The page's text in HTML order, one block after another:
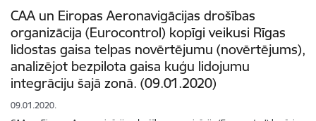
CAA un Eiropas Aeronavigācijas drošības
organizācija (Eurocontrol) kopīgi veikusi Rīgas
lidostas gaisa telpas novērtējumu (novērtējums),
analizējot bezpilota gaisa kuģu lidojumu
integrāciju šajā zonā. (09.01.2020)
09.01.2020.